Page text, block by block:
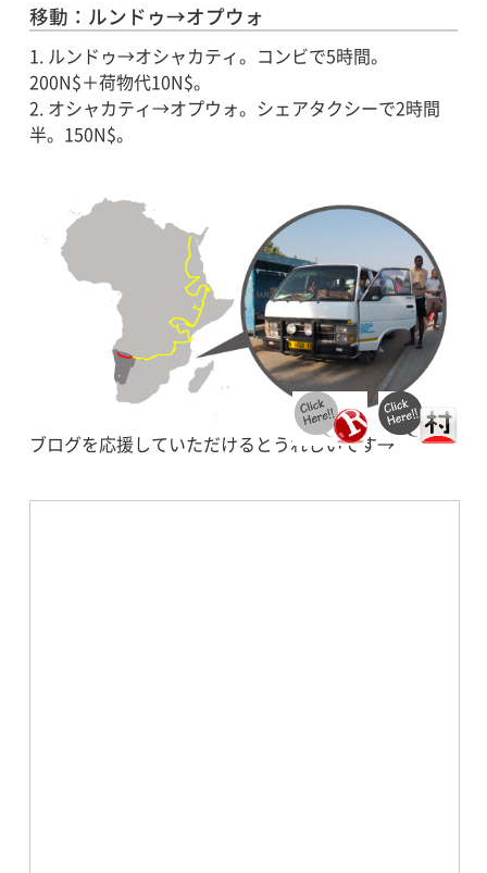
移動：ルンドゥ→オプウォ
1. ルンドゥ→オシャカティ。コンビで5時間。
200N$＋荷物代10N$。
2. オシャカティ→オプウォ。シェアタクシーで2時間
半。150N$。
ブログを応援していただけるとうれしいです→